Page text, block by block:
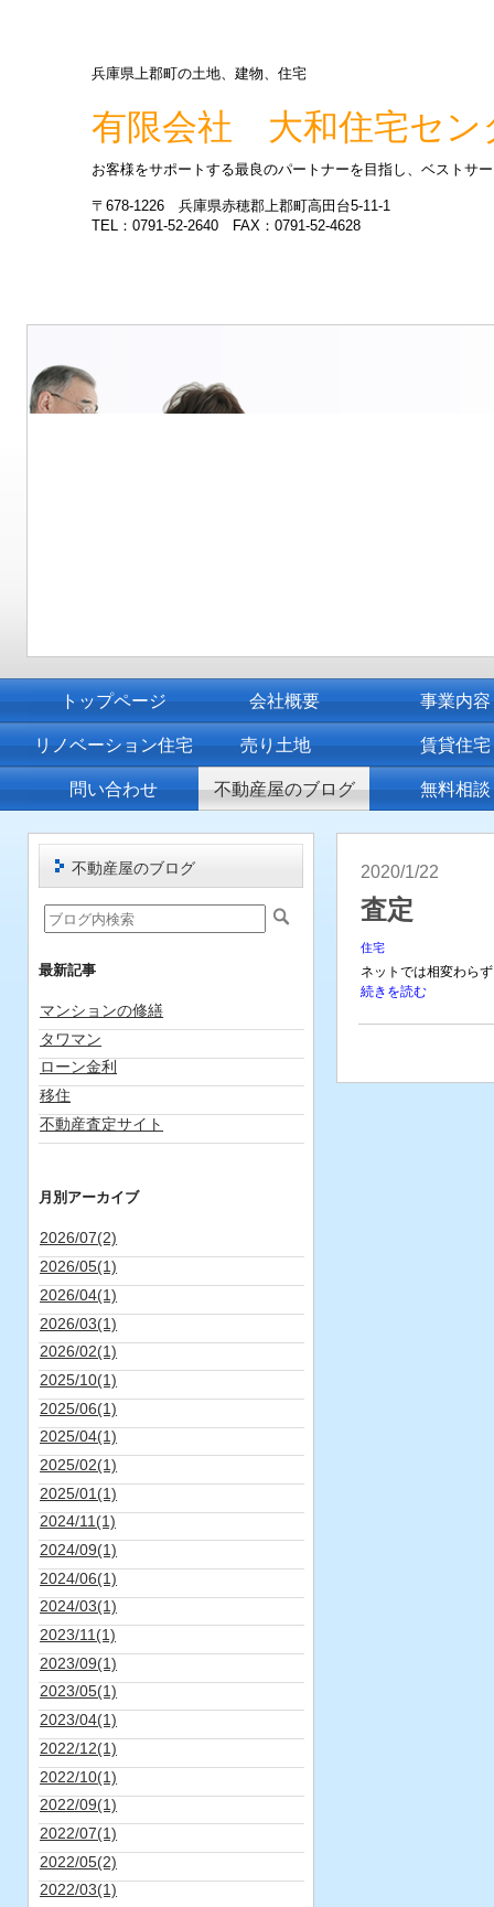
兵庫県上郡町の土地、建物、住宅
有限会社 大和住宅セン
お客様をサポートする最良のパートナーを目指し、ベストサ
〒678-1226 兵庫県赤穂郡上郡町高田台5-11-1
TEL：0791-52-2640 FAX：0791-52-4628
トップページ 会社概要 事業内容
リノベーション住宅 売り土地 賃貸住宅
問い合わせ 不動産屋のブログ 無料相談
2020/1/22
査定
住宅
ネットでは相変わら
続きを読む
不動産屋のブログ
最新記事
マンションの修繕
タワマン
ローン金利
移住
不動産査定サイト
月別アーカイブ
2026/07(2)
2026/05(1)
2026/04(1)
2026/03(1)
2026/02(1)
2025/10(1)
2025/06(1)
2025/04(1)
2025/02(1)
2025/01(1)
2024/11(1)
2024/09(1)
2024/06(1)
2024/03(1)
2023/11(1)
2023/09(1)
2023/05(1)
2023/04(1)
2022/12(1)
2022/10(1)
2022/09(1)
2022/07(1)
2022/05(2)
2022/03(1)